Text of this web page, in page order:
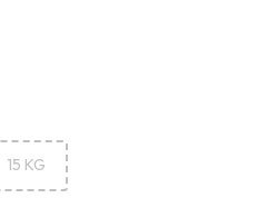
15 KG